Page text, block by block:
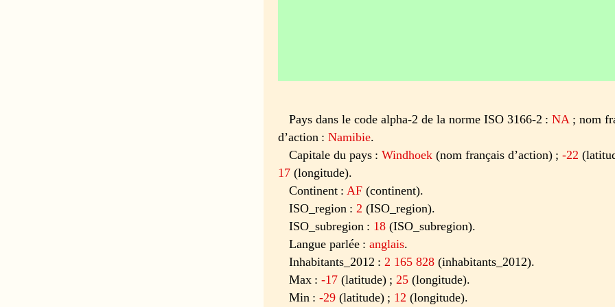
Pays dans le code alpha-2 de la norme ISO 3166-2 :NA ; nom
d’action :Namibie.
Capitale du pays :Windhoek (nom français d’action) ;-22
17 (longitude).
Continent : AF (continent).
ISO_region : 2 (ISO_region).
ISO_subregion : 18 (ISO_subregion).
Langue parlée :anglais.
Inhabitants_2012 : 2 165 828 (inhabitants_2012).
Max :-17 (latitude) ; 25 (longitude).
Min :-29 (latitude) ; 12 (longitude).